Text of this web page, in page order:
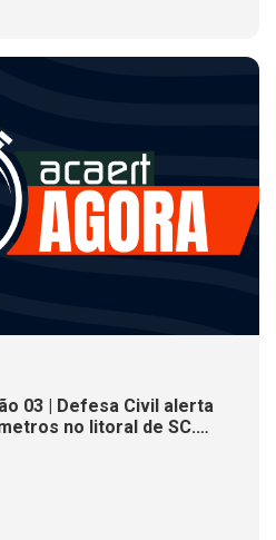
03 | Defesa Civil alerta
no litoral de SC.